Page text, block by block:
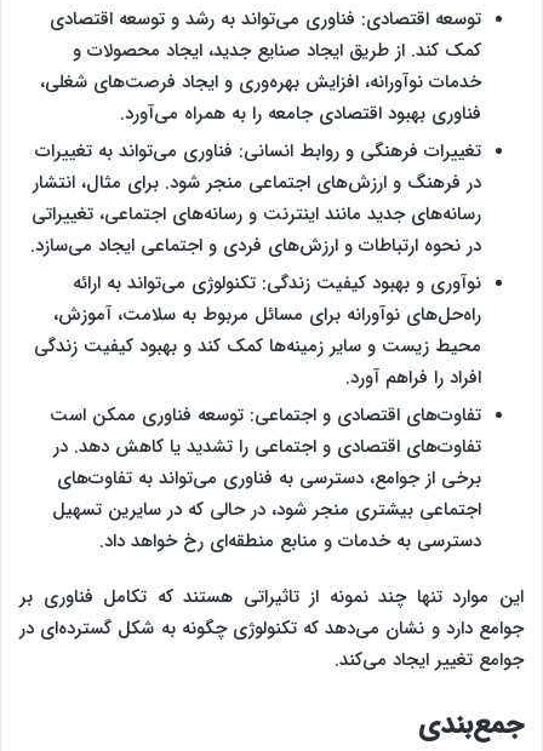
توسعه اقتصادی: فناوری می‌تواند به رشد و توسعه اقتصادی
کمک کند. از طریق ایجاد صنایع جدید، ایجاد محصولات و
خدمات نوآورانه، افزایش بهره‌وری و ایجاد فرصت‌های شغلی،
فناوری بهبود اقتصادی جامعه را به همراه می‌آورد.
تغییرات فرهنگی و روابط انسانی: فناوری می‌تواند به تغییرات
در فرهنگ و ارزش‌های اجتماعی منجر شود. برای مثال، انتشار
رسانه‌های جدید مانند اینترنت و رسانه‌های اجتماعی، تغییراتی
در نحوه ارتباطات و ارزش‌های فردی و اجتماعی ایجاد می‌سازد.
نوآوری و بهبود کیفیت زندگی: تکنولوژی می‌تواند به ارائه
راه‌حل‌های نوآورانه برای مسائل مربوط به سلامت، آموزش،
محیط زیست و سایر زمینه‌ها کمک کند و بهبود کیفیت زندگی
افراد را فراهم آورد.
تفاوت‌های اقتصادی و اجتماعی: توسعه فناوری ممکن است
تفاوت‌های اقتصادی و اجتماعی را تشدید یا کاهش دهد. در
برخی از جوامع، دسترسی به فناوری می‌تواند به تفاوت‌های
اجتماعی بیشتری منجر شود، در حالی که در سایرین تسهیل
دسترسی به خدمات و منابع منطقه‌ای رخ خواهد داد.
این موارد تنها چند نمونه از تاثیراتی هستند که تکامل فناوری بر
جوامع دارد و نشان می‌دهد که تکنولوژی چگونه به شکل گسترده‌ای در
جوامع تغییر ایجاد می‌کند.
جمع‌بندی